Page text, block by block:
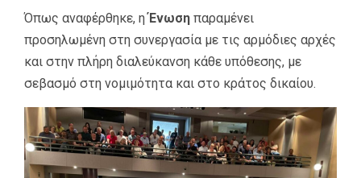
Όπως αναφέρθηκε, ηΈνωση παραμένει
προσηλωμένη στη συνεργασία με τις αρμόδιες αρχές
και στην πλήρη διαλεύκανση κάθε υπόθεσης, με
σεβασμό στη νομιμότητα και στο κράτος δικαίου.